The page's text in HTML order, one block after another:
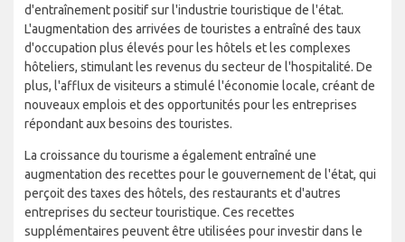
d'entraînement positif sur l'industrie touristique de l'état.
L'augmentation des arrivées de touristes a entraîné des taux
d'occupation plus élevés pour les hôtels et les complexes
hôteliers, stimulant les revenus du secteur de l'hospitalité. De
plus, l'afflux de visiteurs a stimulé l'économie locale, créant de
nouveaux emplois et des opportunités pour les entreprises
répondant aux besoins des touristes.
La croissance du tourisme a également entraîné une
augmentation des recettes pour le gouvernement de l'état, qui
perçoit des taxes des hôtels, des restaurants et d'autres
entreprises du secteur touristique. Ces recettes
supplémentaires peuvent être utilisées pour investir dans le